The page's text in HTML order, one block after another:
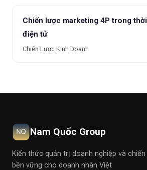
Chiến lược marketing 4P trong
điện tử
Chiến Lược Kinh Doanh
Nam Quốc Group
Kiến thức quản trị doanh nghiệp và
bền vững cho doanh nhân Việt